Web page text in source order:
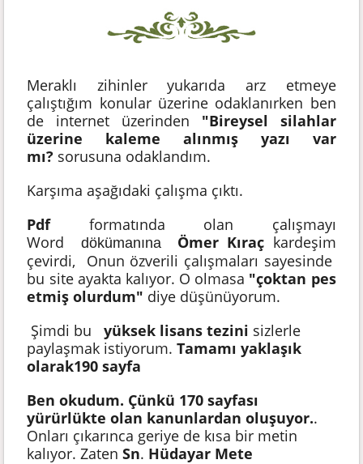
Meraklı zihinler yukarıda arz etmeye
çalıştığım konular üzerine odaklanırken ben
de internet üzerinden "Bireysel silahlar
üzerine kaleme alınmış yazı var
mı? sorusuna odaklandım.
Karşıma aşağıdaki çalışma çıktı.
Pdfformatında olan çalışmayı
Word
dökümanına Ömer Kıraç kardeşim
çevirdi, Onun özverili çalışmaları sayesinde
bu site ayakta kalıyor. O olmasa "çoktan pes
etmiş olurdum" diye düşünüyorum.
Şimdi bu
yüksek lisans tezini sizlerle
paylaşmak istiyorum.Tamamı yaklaşık
olarak190 sayfa
Ben okudum. Çünkü 170 sayfası
yürürlükte olan kanunlardan oluşuyor..
Onları çıkarınca geriye de kısa bir metin
kalıyor. ZatenSn. Hüdayar Mete